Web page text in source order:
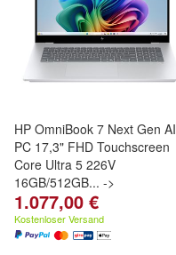
HP OmniBook 7 Next Gen AI
PC 17,3" FHD Touchscreen
Core Ultra 5 226V
16GB/512GB... ->
1.077,00 €
Kostenloser Versand